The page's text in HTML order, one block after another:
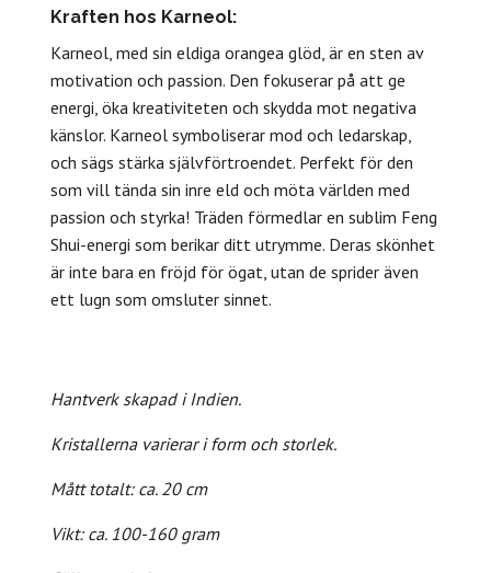
Kraften hos Karneol:
Karneol, med sin eldiga orangea glöd, är en sten av
motivation och passion. Den fokuserar på att ge
energi, öka kreativiteten och skydda mot negativa
känslor. Karneol symboliserar mod och ledarskap,
och sägs stärka självförtroendet. Perfekt för den
som vill tända sin inre eld och möta världen med
passion och styrka! Träden förmedlar en sublim Feng
Shui-energi som berikar ditt utrymme. Deras skönhet
är inte bara en fröjd för ögat, utan de sprider även
ett lugn som omsluter sinnet.
Hantverk skapad i Indien.
Kristallerna varierar i form och storlek.
Mått totalt: ca. 20 cm
Vikt: ca. 100-160 gram